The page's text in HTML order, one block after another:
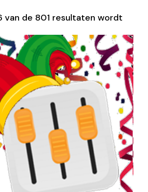
van de 801 resultaten wordt